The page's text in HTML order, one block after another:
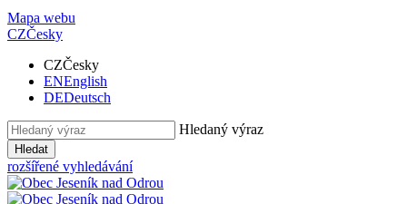
Mapa webu
CZČesky
CZČesky
ENEnglish
DEDeutsch
Hledaný výraz
Hledat
rozšířené vyhledávání